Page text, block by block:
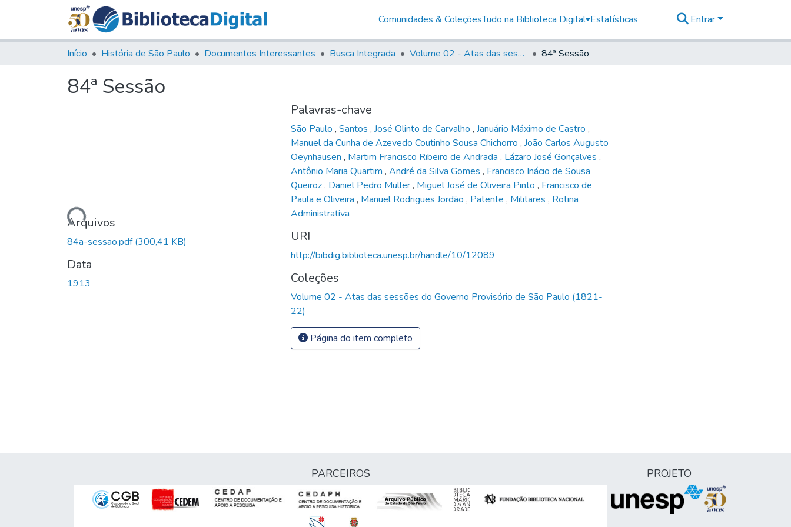
Comunidades & ColeçõesTudo na Biblioteca Digital Estatísticas Entrar
Início História de São Paulo Documentos Interessantes Busca Integrada Volume 02 - Atas das sessões do Governo Provisório de São Paulo (1821- 22) 84ª Sessão
84ª Sessão
Carregando...Arquivos
84a-sessao.pdf(300,41 KB)
Data
1913
Palavras-chave
São Paulo , Santos , José Olinto de Carvalho , Januário Máximo de Castro ,
Manuel da Cunha de Azevedo Coutinho Sousa Chichorro , João Carlos Augusto
Oeynhausen , Martim Francisco Ribeiro de Andrada , Lázaro José Gonçalves ,
Antônio Maria Quartim , André da Silva Gomes , Francisco Inácio de Sousa
Queiroz, Daniel Pedro Muller, Miguel José de Oliveira Pinto , Francisco de
Paula e Oliveira , Manuel Rodrigues Jordão , Patente , Militares , Rotina
Administrativa
URI
http://bibdig.biblioteca.unesp.br/handle/10/12089
Coleções
Volume 02 - Atas das sessões do Governo Provisório de São Paulo (1821-
22)
Página do item completo
PARCEIROS PROJETO